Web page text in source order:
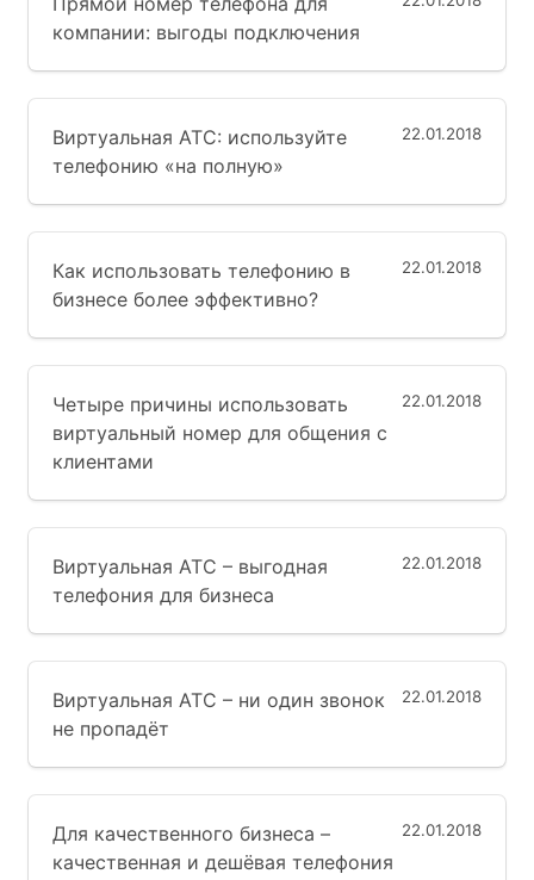
компании: выгоды подключения
22.01.2018
Виртуальная АТС: используйте
телефонию «на полную»
22.01.2018
Как использовать телефонию в
бизнесе более эффективно?
22.01.2018
Четыре причины использовать
виртуальный номер для общения с
клиентами
22.01.2018
Виртуальная АТС – выгодная
телефония для бизнеса
22.01.2018
Виртуальная АТС – ни один звонок
не пропадёт
22.01.2018
Для качественного бизнеса –
качественная и дешёвая телефония